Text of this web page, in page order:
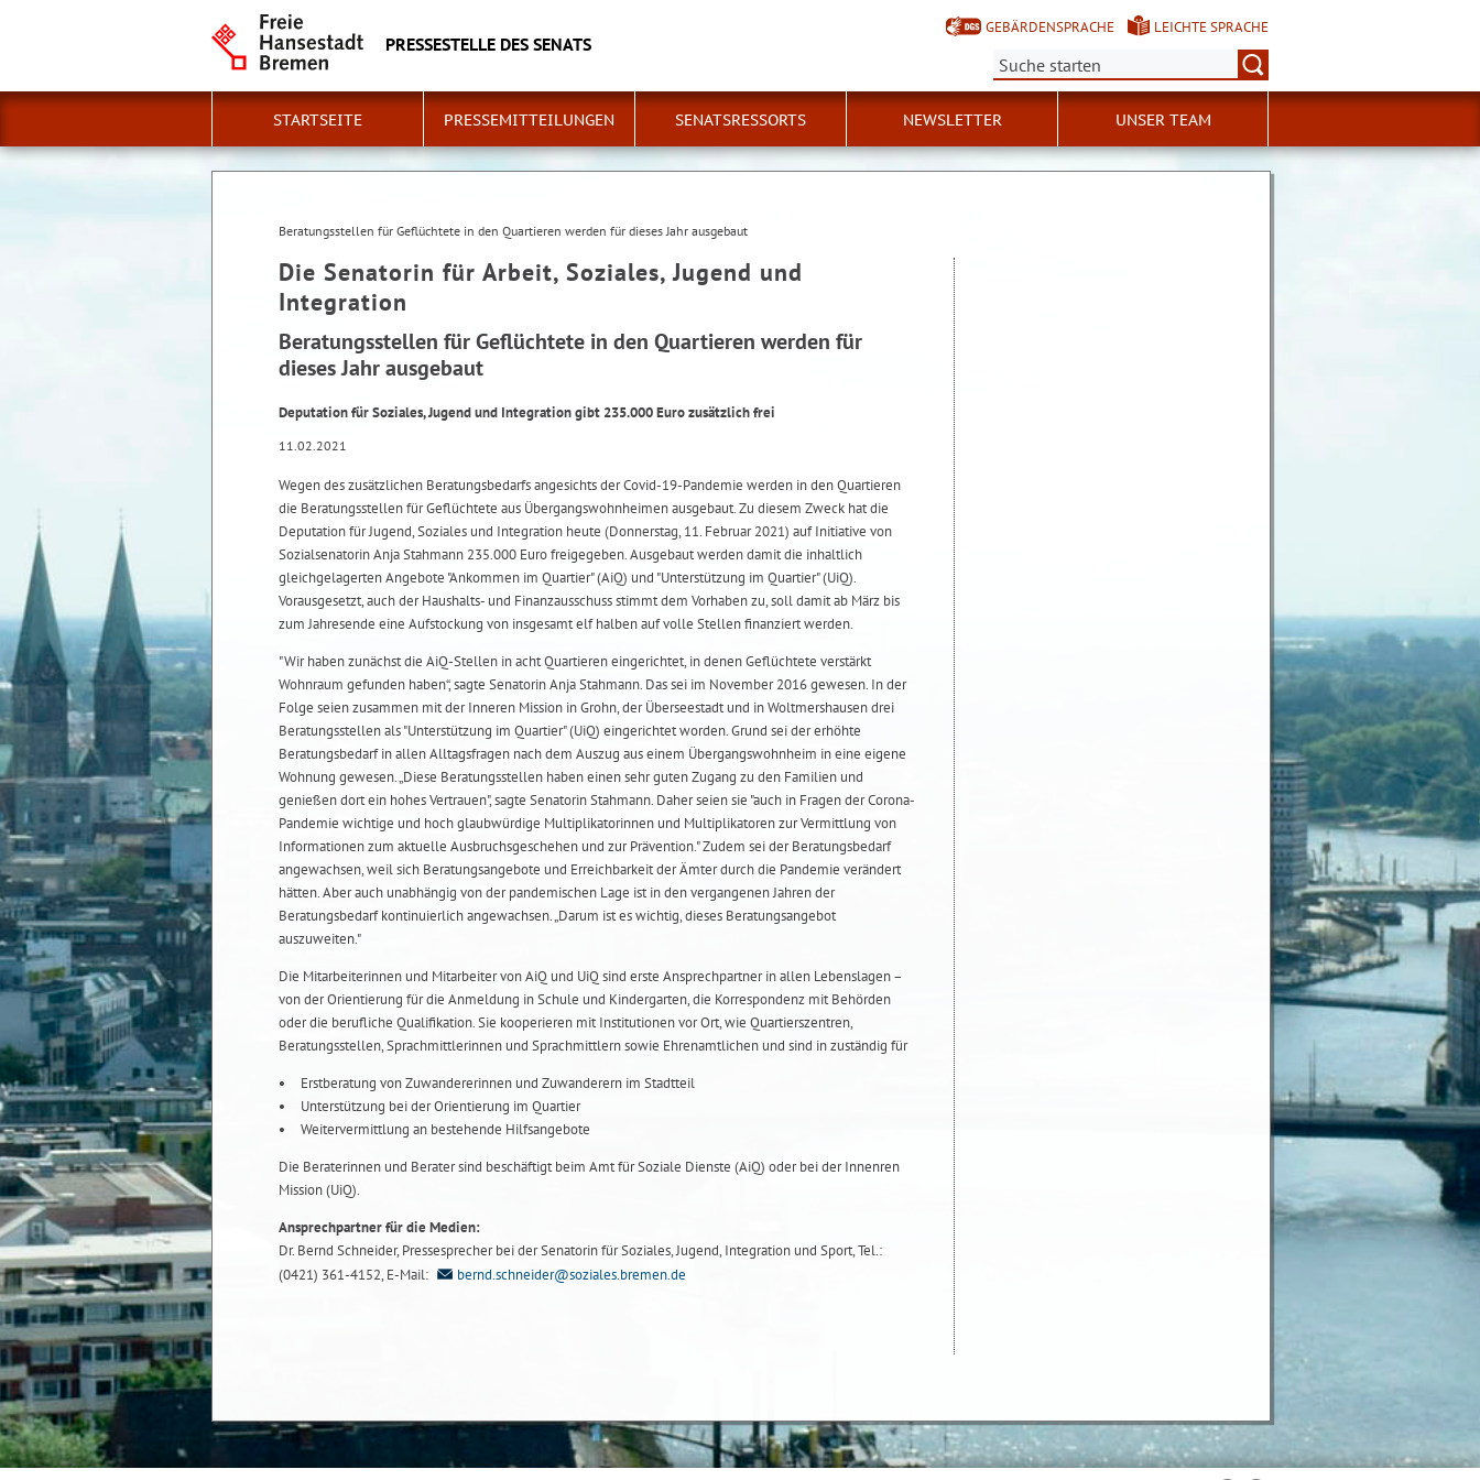
PRESSESTELLE DES SENATS
GEBÄRDENSPRACHE
LEICHTE SPRACHE
Suche:
STARTSEITE PRESSEMITTEILUNGEN SENATSRESSORTS NEWSLETTER UNSER TEAM
Beratungsstellen für Geflüchtete in den Quartieren werden für dieses Jahr ausgebaut
Die Senatorin für Arbeit, Soziales, Jugend und
Integration
Beratungsstellen für Geflüchtete in den Quartieren werden für
dieses Jahr ausgebaut
Deputation für Soziales, Jugend und Integration gibt 235.000 Euro zusätzlich frei
11.02.2021
Wegen des zusätzlichen Beratungsbedarfs angesichts der Covid-19-Pandemie werden in den Quartieren
die Beratungsstellen für Geflüchtete aus Übergangswohnheimen ausgebaut. Zu diesem Zweck hat die
Deputation für Jugend, Soziales und Integration heute (Donnerstag, 11. Februar 2021) auf Initiative von
Sozialsenatorin Anja Stahmann 235.000 Euro freigegeben. Ausgebaut werden damit die inhaltlich
gleichgelagerten Angebote "Ankommen im Quartier" (AiQ) und "Unterstützung im Quartier" (UiQ).
Vorausgesetzt, auch der Haushalts- und Finanzausschuss stimmt dem Vorhaben zu, soll damit ab März bis
zum Jahresende eine Aufstockung von insgesamt elf halben auf volle Stellen finanziert werden.
"Wir haben zunächst die AiQ-Stellen in acht Quartieren eingerichtet, in denen Geflüchtete verstärkt
Wohnraum gefunden haben“, sagte Senatorin Anja Stahmann. Das sei im November 2016 gewesen. In der
Folge seien zusammen mit der Inneren Mission in Grohn, der Überseestadt und in Woltmershausen drei
Beratungsstellen als "Unterstützung im Quartier" (UiQ) eingerichtet worden. Grund sei der erhöhte
Beratungsbedarf in allen Alltagsfragen nach dem Auszug aus einem Übergangswohnheim in eine eigene
Wohnung gewesen. „Diese Beratungsstellen haben einen sehr guten Zugang zu den Familien und
genießen dort ein hohes Vertrauen", sagte Senatorin Stahmann. Daher seien sie "auch in Fragen der Corona-
Pandemie wichtige und hoch glaubwürdige Multiplikatorinnen und Multiplikatoren zur Vermittlung von
Informationen zum aktuelle Ausbruchsgeschehen und zur Prävention." Zudem sei der Beratungsbedarf
angewachsen, weil sich Beratungsangebote und Erreichbarkeit der Ämter durch die Pandemie verändert
hätten. Aber auch unabhängig von der pandemischen Lage ist in den vergangenen Jahren der
Beratungsbedarf kontinuierlich angewachsen. „Darum ist es wichtig, dieses Beratungsangebot
auszuweiten."
Die Mitarbeiterinnen und Mitarbeiter von AiQ und UiQ sind erste Ansprechpartner in allen Lebenslagen –
von der Orientierung für die Anmeldung in Schule und Kindergarten, die Korrespondenz mit Behörden
oder die berufliche Qualifikation. Sie kooperieren mit Institutionen vor Ort, wie Quartierszentren,
Beratungsstellen, Sprachmittlerinnen und Sprachmittlern sowie Ehrenamtlichen und sind in zuständig für
Erstberatung von Zuwandererinnen und Zuwanderern im Stadtteil
Unterstützung bei der Orientierung im Quartier
Weitervermittlung an bestehende Hilfsangebote
Die Beraterinnen und Berater sind beschäftigt beim Amt für Soziale Dienste (AiQ) oder bei der Innenren
Mission (UiQ).
Ansprechpartner für die Medien:
Dr. Bernd Schneider, Pressesprecher bei der Senatorin für Soziales, Jugend, Integration und Sport, Tel.:
(0421) 361-4152, E-Mail:
bernd.schneider@soziales.bremen.de